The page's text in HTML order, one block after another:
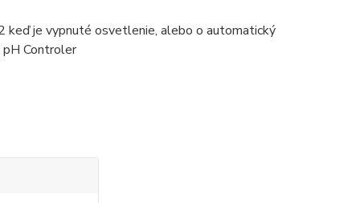
keď je vypnuté osvetlenie, alebo o automatický
pH Controler